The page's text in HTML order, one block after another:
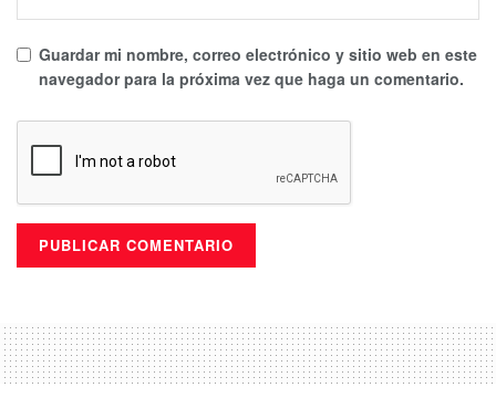
Guardar mi nombre, correo electrónico y sitio web en este
navegador para la próxima vez que haga un comentario.